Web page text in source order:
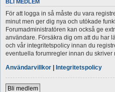
BLI MEDLEM
För att logga in så måste du vara
minut men ger dig nya och utökade
Forumadministratören kan också ge
användare. Försäkra dig om att du har
och vår integritetspolicy innan du
eventuella forumregler innan du skriver
Användarvillkor | Integritetspolicy
Bli medlem